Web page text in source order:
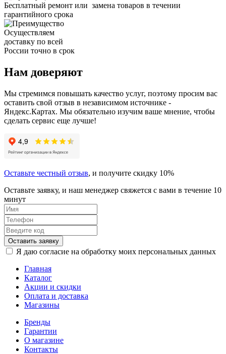
Бесплатный ремонт или замена товаров в течении
гарантийного срока
Осуществляем
доставку по всей
России точно в срок
Нам доверяют
Мы стремимся повышать качество услуг, поэтому просим вас
оставить свой отзыв в независимом источнике -
Яндекс.Картах. Мы обязательно изучим ваше мнение, чтобы
сделать сервис еще лучше!
Оставьте честный отзыв, и получите скидку 10%
Оставьте заявку, и наш менеджер свяжется с вами в течение 10
минут
Оставить заявку
Я даю согласие на обработку моих персональных данных
Главная
Каталог
Акции и скидки
Оплата и доставка
Магазины
Бренды
Гарантии
О магазине
Контакты